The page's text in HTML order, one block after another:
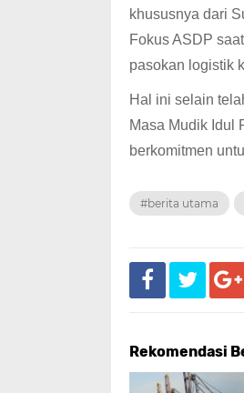
khususnya dari
Fokus ASDP
pasokan logistik
Hal ini selain
Masa Mudik Idul
berkomitmen
#berita utama
Rekomendasi